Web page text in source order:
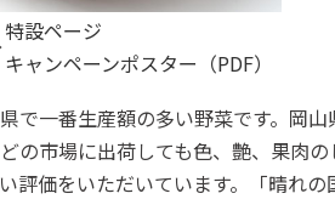
特設ページ
キャンペーンポスター（PDF）
で一番生産額の多い野菜です。岡
の市場に出荷しても色、艶、果肉
評価をいただいています。「晴れ